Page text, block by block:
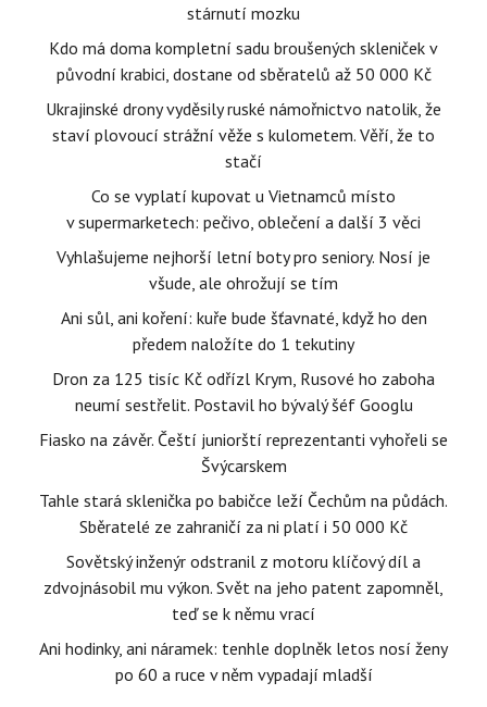
stárnutí mozku
Kdo má doma kompletní sadu broušených skleniček v
původní krabici, dostane od sběratelů až 50 000 Kč
Ukrajinské drony vyděsily ruské námořnictvo natolik, že
staví plovoucí strážní věže s kulometem. Věří, že to
stačí
Co se vyplatí kupovat u Vietnamců místo
v supermarketech: pečivo, oblečení a další 3 věci
Vyhlašujeme nejhorší letní boty pro seniory. Nosí je
všude, ale ohrožují se tím
Ani sůl, ani koření: kuře bude šťavnaté, když ho den
předem naložíte do 1 tekutiny
Dron za 125 tisíc Kč odřízl Krym, Rusové ho zaboha
neumí sestřelit. Postavil ho bývalý šéf Googlu
Fiasko na závěr. Čeští juniorští reprezentanti vyhořeli se
Švýcarskem
Tahle stará sklenička po babičce leží Čechům na půdách.
Sběratelé ze zahraničí za ni platí i 50 000 Kč
Sovětský inženýr odstranil z motoru klíčový díl a
zdvojnásobil mu výkon. Svět na jeho patent zapomněl,
teď se k němu vrací
Ani hodinky, ani náramek: tenhle doplněk letos nosí ženy
po 60 a ruce v něm vypadají mladší